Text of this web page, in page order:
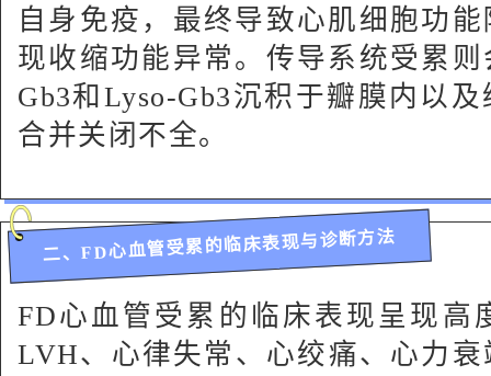
自身免疫，最终导致心肌细胞功
现收缩功能异常。传导系统受累
Gb3和Lyso‑Gb3沉积于瓣膜内以
合并关闭不全。
二、FD心血管受累的临床表现与诊断方法
FD心血管受累的临床表现呈现高
LVH、心律失常、心绞痛、心力